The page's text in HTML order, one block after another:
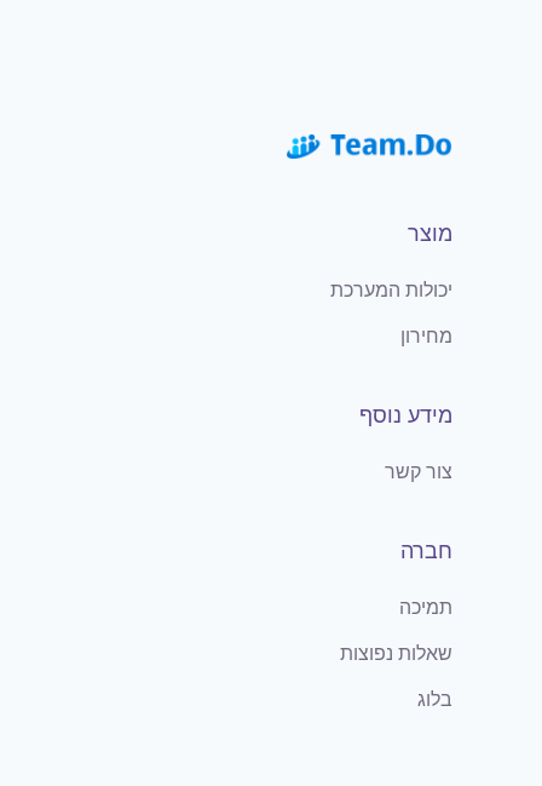
מוצר
יכולות המערכת
מחירון
מידע נוסף
צור קשר
חברה
תמיכה
שאלות נפוצות
בלוג